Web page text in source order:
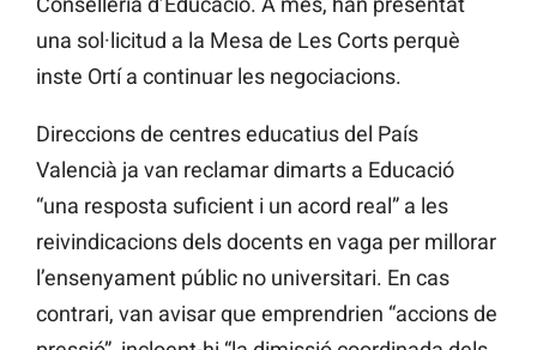
una sol·licitud a la Mesa de Les Corts perquè
inste Ortí a continuar les negociacions.
Direccions de centres educatius del País
Valencià ja van reclamar dimarts a Educació
“una resposta suficient i un acord real” a les
reivindicacions dels docents en vaga per millorar
l’ensenyament públic no universitari. En cas
contrari, van avisar que emprendrien “accions de